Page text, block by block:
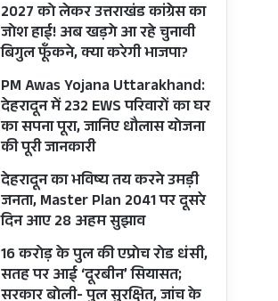
2027 को लेकर उत्तराखंड कांग्रेस का
जोश हाई! अब खड़गे आ रहे चुनावी
बिगुल फूँकने, क्या करेगी भाजपा?
PM Awas Yojana Uttarakhand:
देहरादून में 232 EWS परिवारों का घर
का सपना पूरा, जानिए धौलास योजना
की पूरी जानकारी
देहरादून का भविष्य तय करने उमड़ी
जनता, Master Plan 2041 पर दूसरे
दिन आए 28 अहम सुझाव
16 करोड़ के पुल की एप्रोच रोड धंसी,
सतह पर आई ‘दूरबीन’ सियासत;